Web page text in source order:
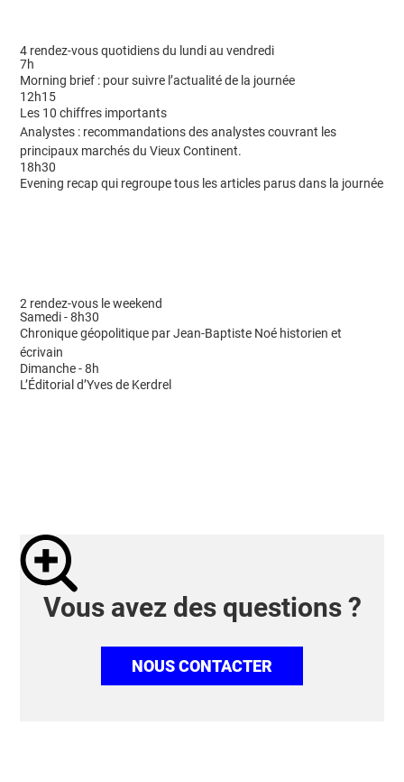
4 rendez-vous quotidiens du lundi au vendredi
7h
Morning brief : pour suivre l’actualité de la journée
12h15
Les 10 chiffres importants
Analystes : recommandations des analystes couvrant les
principaux marchés du Vieux Continent.
18h30
Evening recap qui regroupe tous les articles parus dans la journée
2 rendez-vous le weekend
Samedi - 8h30
Chronique géopolitique par Jean-Baptiste Noé historien et
écrivain
Dimanche - 8h
L’Éditorial d’Yves de Kerdrel
Vous avez des questions ?
NOUS CONTACTER